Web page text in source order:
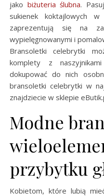
jako biżuteria ślubna.
sukienek koktajlowych
zaprezentują się na
wypielęgnowanymi i
Bransoletki celebrytki
komplety z
dokupować do nich
bransoletki celebrytki w
znajdziecie w sklepie
Modne
przybytku
Kobietom, które lubią